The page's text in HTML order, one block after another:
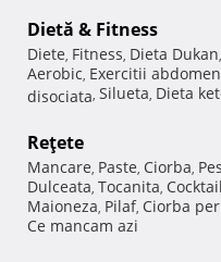
Dietă & Fitness
Diete, Fitness, Dieta Dukan,
Aerobic, Exercitii abdomen
disociata, Silueta, Dieta
Reţete
Mancare, Paste, Ciorba,
Dulceata, Tocanita, Cocktail
Maioneza, Pilaf, Ciorba
Ce mancam azi